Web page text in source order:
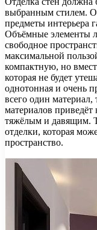
выбранным стилем.
предметы интерьера
Объёмные элементы
свободное
максимальной
компактную, но
которая не будет
однотонная и очень
всего один материал,
материалов приведёт
тяжёлым и давящим.
отделки, которая
пространство.